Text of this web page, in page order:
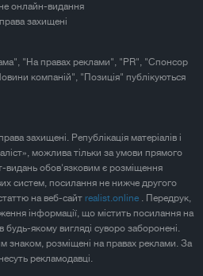
онлайн-видання
захищені
"На правах реклами", "PR", "Спонсор
компаній", "Позиція" публікуються
захищені. Републікація матеріалів і
можлива тільки за умови прямого
видань обов'язковим є розміщення
систем, посилання не нижче другого
на веб-сайт realist.online . Передрук,
інформації, що містить посилання на
будь-якому вигляді суворо заборонені.
знаком, розміщені на правах реклами. За
рекламодавці.